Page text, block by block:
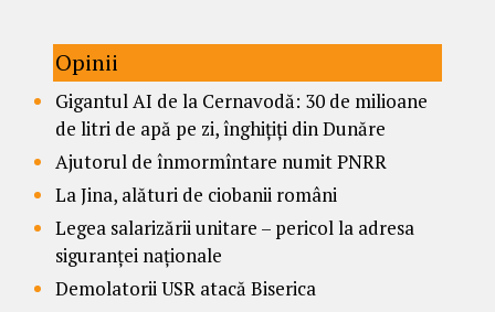
Opinii
Gigantul AI de la Cernavodă: 30 de milioane
de litri de apă pe zi, înghițiți din Dunăre
Ajutorul de înmormîntare numit PNRR
La Jina, alături de ciobanii români
Legea salarizării unitare – pericol la adresa
siguranței naționale
Demolatorii USR atacă Biserica